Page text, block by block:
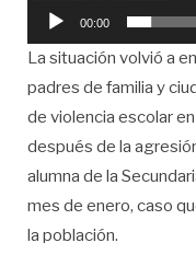
00:00
La situación volvió a
padres de familia y
de violencia escolar
después de la
alumna de la
mes de enero, caso
la población.